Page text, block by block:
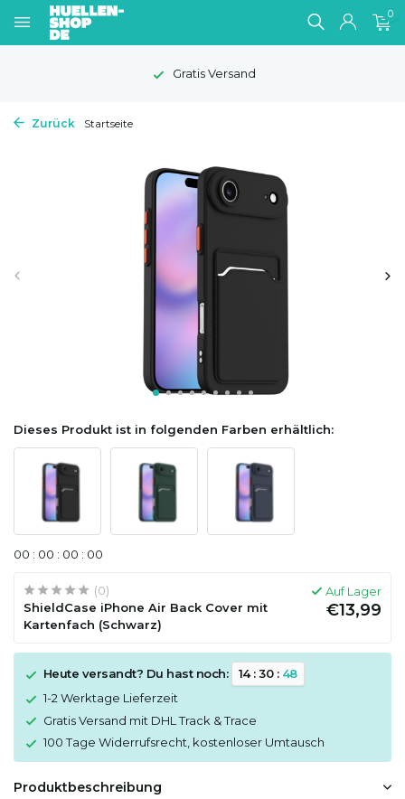
0
Gratis Versand
Zurück Startseite
Dieses Produkt ist in folgenden Farben erhältlich:
00 : 00 : 00 : 00
(0)
ShieldCase iPhone Air Back Cover mit
Kartenfach (Schwarz)
Auf Lager
€13,99
Heute versandt? Du hast noch: 14:30: 48
1-2 Werktage Lieferzeit
Gratis Versand mit DHL Track & Trace
100 Tage Widerrufsrecht, kostenloser Umtausch
Produktbeschreibung